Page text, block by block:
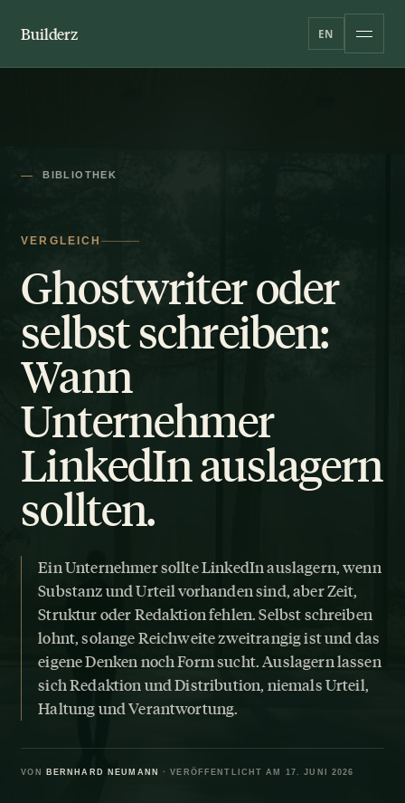
Builderz EN
BIBLIOTHEK
VERGLEICH
Ghostwriter oder
selbst schreiben:
Wann
Unternehmer
LinkedIn auslagern
sollten.
Ein Unternehmer sollte LinkedIn auslagern, wenn
Substanz und Urteil vorhanden sind, aber Zeit,
Struktur oder Redaktion fehlen. Selbst schreiben
lohnt, solange Reichweite zweitrangig ist und das
eigene Denken noch Form sucht. Auslagern lassen
sich Redaktion und Distribution, niemals Urteil,
Haltung und Verantwortung.
VON BERNHARD NEUMANN · VERÖFFENTLICHT AM 17. JUNI 2026